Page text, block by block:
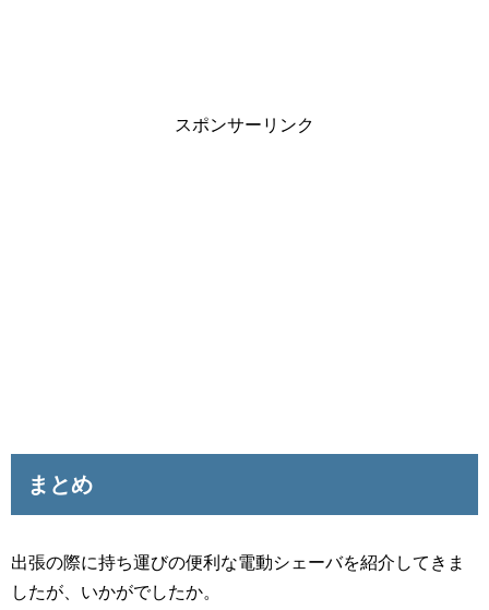
スポンサーリンク
まとめ
出張の際に持ち運びの便利な電動シェーバを紹介してきま
したが、いかがでしたか。